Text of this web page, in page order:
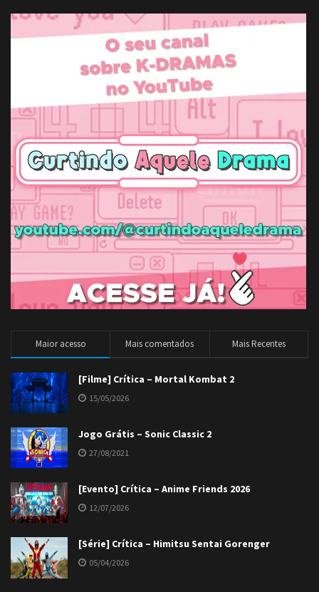
Maior acesso Mais comentados Mais Recentes
[Filme] Crítica – Mortal Kombat 2
15/05/2026
Jogo Grátis – Sonic Classic 2
27/08/2021
[Evento] Crítica – Anime Friends 2026
12/07/2026
[Série] Crítica – Himitsu Sentai Gorenger
05/04/2026